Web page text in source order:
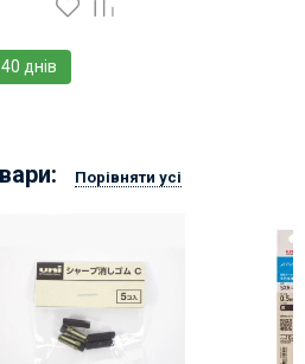
днів
Порівняти усі